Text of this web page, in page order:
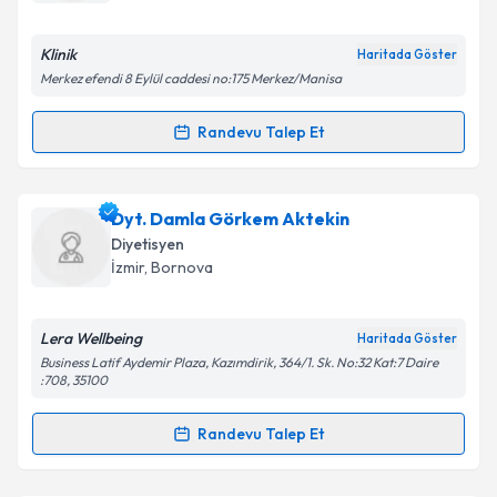
Kişisel verilerimin işlenmesine ilişkin
Metni'ni okudum ve kişisel verilerimin belirtilen
Takvim Talebini Gönder
Klinik Haritada Göster
Merkez efendi 8 Eylül caddesi no:175 Merkez/Manisa
Randevu Talep Et
Randevu Takvimi Talebi
Dyt. Berire Ceren Korkmaziçin randevu takvimi
talebi oluşturun. Size bu uzmandan randevu almanız
için bir takvim hazırlandığında e-posta ile
Kişisel verilerimin işlenmesine ilişkin
Metni'ni okudum ve kişisel verilerimin belirtilen
Dyt. Damla Görkem Aktekin
Diyetisyen
İzmir, Bornova
Lera Wellbeing Haritada Göster
Business Latif Aydemir Plaza, Kazımdirik, 364/1. Sk. No:32 Kat:7 Daire
:708, 35100
Randevu Talep Et
Randevu Takvimi Talebi